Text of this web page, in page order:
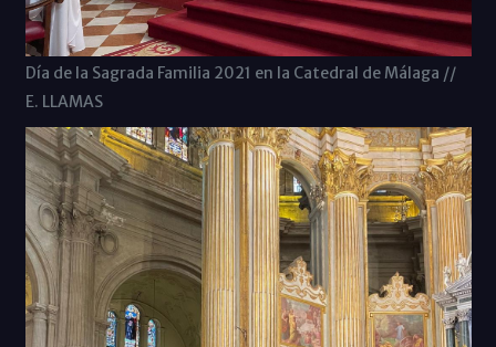
Día de la Sagrada Familia 2021 en la Catedral de Málaga //
E. LLAMAS